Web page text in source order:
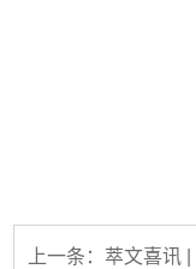
上一条：萃文喜讯